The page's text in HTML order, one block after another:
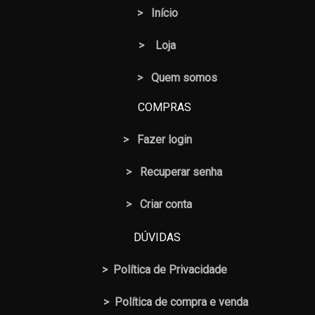
> Início
> Loja
> Quem somos
COMPRAS
> Fazer login
> Recuperar senha
> Criar conta
DÚVIDAS
> Política de Privacidade
> Política de compra e venda